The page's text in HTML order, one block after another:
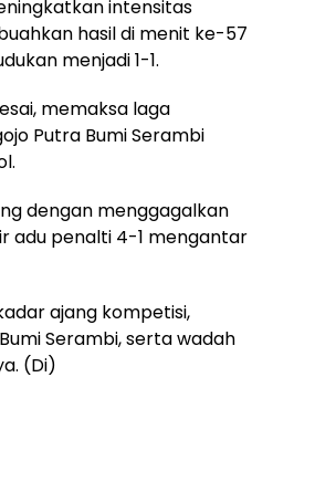
intensitas
hasil di menit ke-57
menjadi 1-1.
memaksa laga
Putra Bumi Serambi
dengan menggagalkan
adu penalti 4-1 mengantar
ajang kompetisi,
Serambi, serta wadah
(Di)